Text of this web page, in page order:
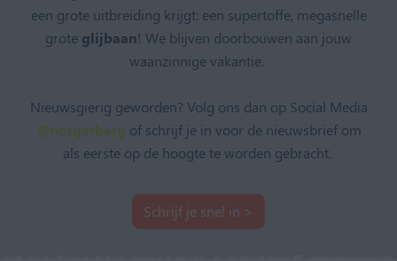
een grote uitbreiding krijgt: een supertoffe, megasnelle
grote glijbaan! We blijven doorbouwen aan jouw
waanzinnige vakantie.
Nieuwsgierig geworden? Volg ons dan op Social Media
@norgerberg of schrijf je in voor de nieuwsbrief om
als eerste op de hoogte te worden gebracht.
Schrijf je snel in >